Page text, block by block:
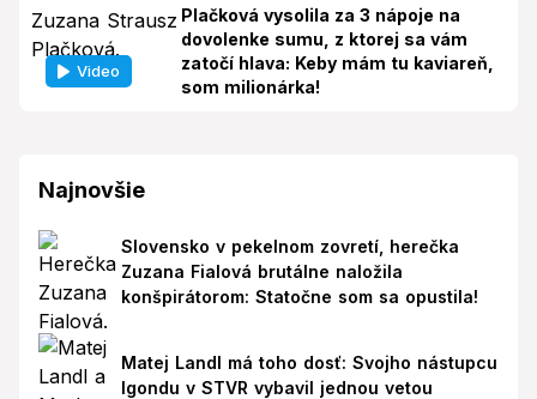
Video
Plačková vysolila za 3 nápoje na
dovolenke sumu, z ktorej sa vám
zatočí hlava: Keby mám tu kaviareň,
som milionárka!
Najnovšie
Slovensko v pekelnom zovretí, herečka
Zuzana Fialová brutálne naložila
konšpirátorom: Statočne som sa opustila!
Matej Landl má toho dosť: Svojho nástupcu
Igondu v STVR vybavil jednou vetou